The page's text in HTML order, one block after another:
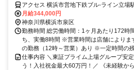
アクセス 横浜市営地下鉄ブル-ライン立場
月給344,000円
神奈川県横浜市泉区
勤務時間 総労働時間：1ヶ月あたり172時
ち、実働8時間 ※営業時間は店舗により
の勤務（12時～営業）あり ※一定時間の残
仕事内容 ＼東証プライム上場グループ安
う！入社祝金最大60万円！／ 《未経験か